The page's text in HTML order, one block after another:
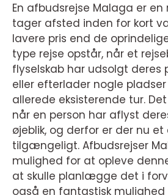
En afbudsrejse Malaga er en
tager afsted inden for kort
lavere pris end de
type rejse opstår, når et
flyselskab har udsolgt deres
eller efterlader nogle
allerede eksisterende tur.
når en person har aflyst
øjeblik, og derfor er der nu
tilgængeligt. Afbudsrejser
mulighed for at opleve
at skulle planlægge det i
også en fantastisk